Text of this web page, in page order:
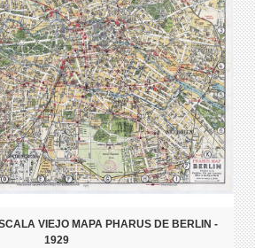
VIEJO MAPA PHARUS DE BERLIN -
1929